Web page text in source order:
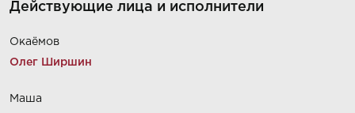
Действующие лица и исполнители
Окаёмов
Олег Ширшин
Маша